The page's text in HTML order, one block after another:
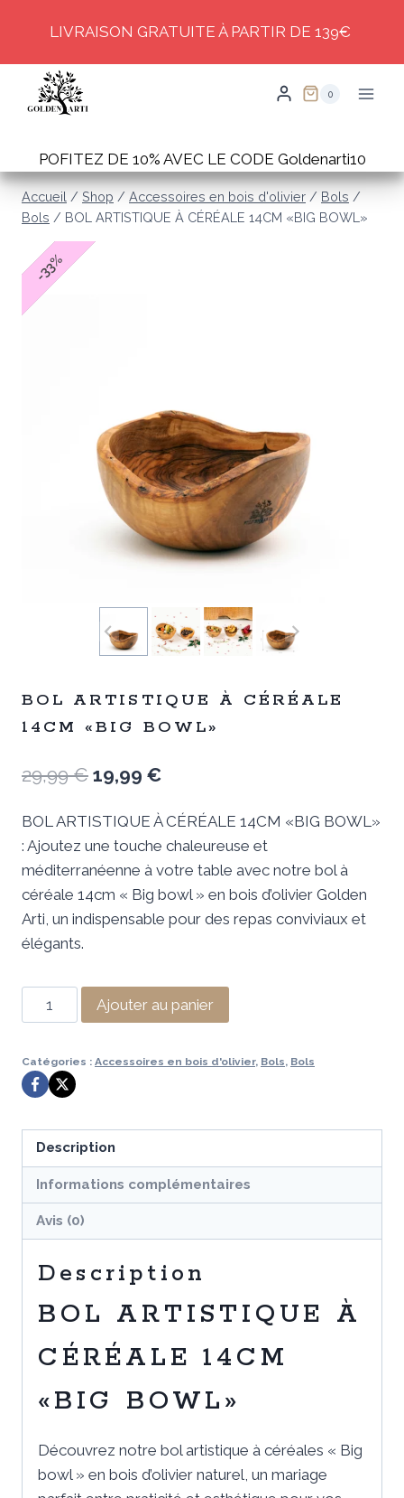
content
LIVRAISON GRATUITE À PARTIR DE 139€
0
POFITEZ DE 10% AVEC LE CODE Goldenarti10
Accueil / Shop / Accessoires en bois d'olivier / Bols /
Bols / BOL ARTISTIQUE À CÉRÉALE 14CM «BIG BOWL»
-
33
%
BOL ARTISTIQUE À CÉRÉALE
14CM «BIG BOWL»
29,99€ Le
initial
était :
29,99 €.
19,99 €Le
actuel
est :
19,99 €.
BOL ARTISTIQUE À CÉRÉALE 14CM «BIG BOWL»
: Ajoutez une touche chaleureuse et
méditerranéenne à votre table avec notre bol à
céréale 14cm « Big bowl » en bois d’olivier Golden
Arti, un indispensable pour des repas conviviaux et
élégants.
quantité
de
ARTISTIQUE
À
14CM
«BIG
BOWL»
Ajouter au panier
Catégories : Accessoires en bois d'olivier, Bols, Bols
Description
Informations complémentaires
Avis (0)
Description
BOL ARTISTIQUE À
CÉRÉALE 14CM
«BIG BOWL»
Découvrez notre bol artistique à céréales « Big
bowl » en bois d’olivier naturel, un mariage